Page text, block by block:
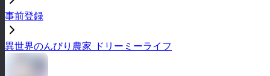
事前登録
異世界のんびり農家 ドリーミーライフ